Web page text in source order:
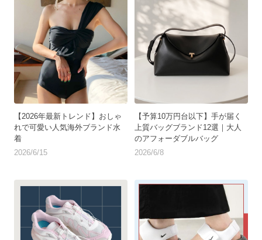
【2026年最新トレンド】おしゃ
れで可愛い人気海外ブランド水
着
2026/6/15
【予算10万円台以下】手が届く
上質バッグブランド12選｜大人
のアフォーダブルバッグ
2026/6/8